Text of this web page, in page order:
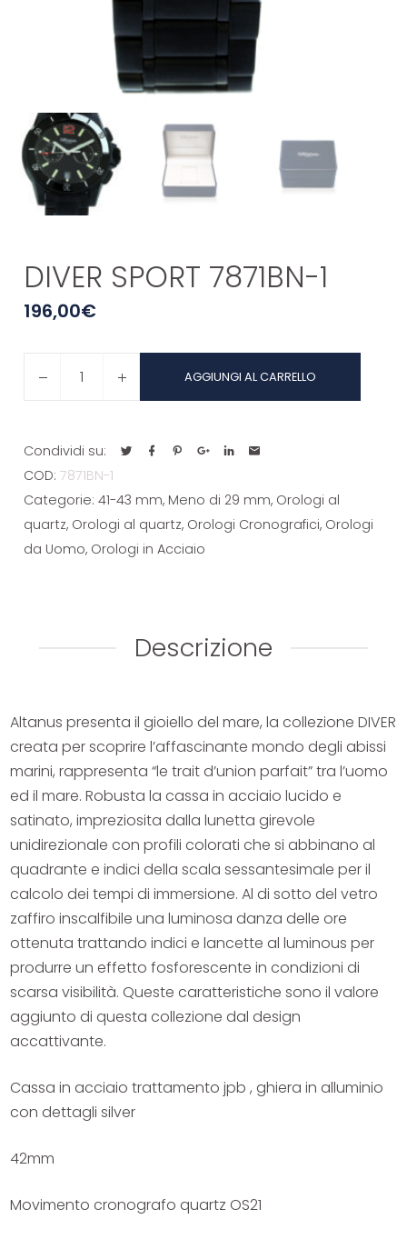
DIVER SPORT 7871BN-1
196,00€
AGGIUNGI AL CARRELLO
Condividi su:
COD:7871BN-1
Categorie:41-43 mm, Meno di 29 mm, Orologi al
quartz, Orologi al quartz, Orologi Cronografici, Orologi
da Uomo, Orologi in Acciaio
Descrizione
Altanus presenta il gioiello del mare, la collezione DIVER
creata per scoprire l’affascinante mondo degli abissi
marini, rappresenta “le trait d’union parfait” tra l’uomo
ed il mare. Robusta la cassa in acciaio lucido e
satinato, impreziosita dalla lunetta girevole
unidirezionale con profili colorati che si abbinano al
quadrante e indici della scala sessantesimale per il
calcolo dei tempi di immersione. Al di sotto del vetro
zaffiro inscalfibile una luminosa danza delle ore
ottenuta trattando indici e lancette al luminous per
produrre un effetto fosforescente in condizioni di
scarsa visibilità. Queste caratteristiche sono il valore
aggiunto di questa collezione dal design
accattivante.
Cassa in acciaio trattamento jpb , ghiera in alluminio
con dettagli silver
42mm
Movimento cronografo quartz OS21